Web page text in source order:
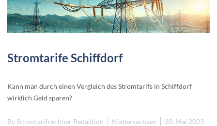
Stromtarife Schiffdorf
Kann man durch einen Vergleich des Stromtarifs in Schiffdorf
wirklich Geld sparen?
By Stromtarifrechner Redaktion Niedersachsen 20. Mai 2023